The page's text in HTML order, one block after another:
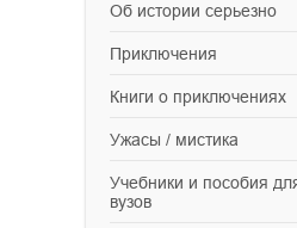
об истории серьезно
приключения
книги о приключениях
ужасы / мистика
учебники и пособия для
вузов